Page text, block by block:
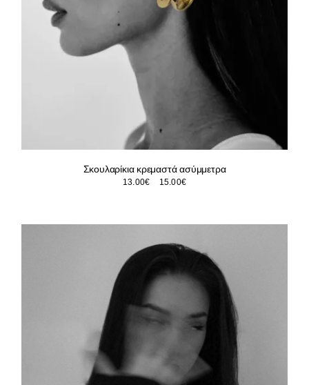
Σκουλαρίκια κρεμαστά ασύμμετρα
13.00€ 15.00€Price
through